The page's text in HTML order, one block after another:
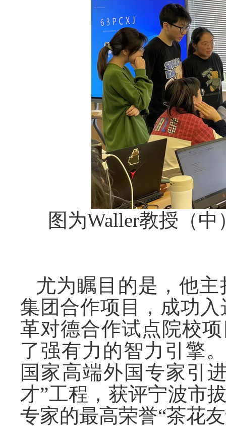
图为Waller教授（
尤为瞩目的是，他
集团合作项目，成功
革对德合作试点院校
了强有力的智力引擎
国家高端外国专家引
才”工程，获评宁波市
专家的最高荣誉“茶花